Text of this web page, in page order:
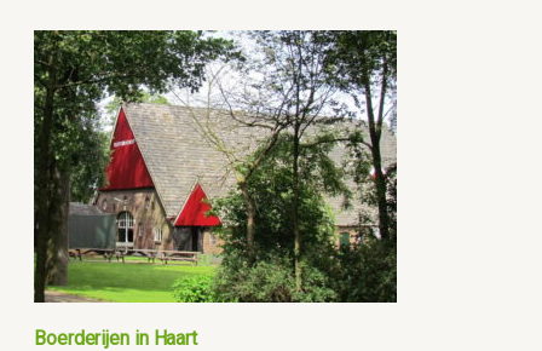
Boerderijen in Haart